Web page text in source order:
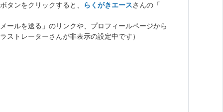
タンをクリックすると、
らくがきエースさんの「
ールを送る」のリンクや、プロフィールページから
トレーターさんが非表示の設定中です）